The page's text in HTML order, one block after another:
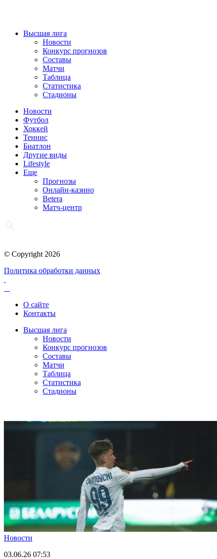
Высшая лига
Новости
Конкурс прогнозов
Составы
Матчи
Таблица
Статистика
Стадионы
Новости
Футбол
Хоккей
Теннис
Биатлон
Другие виды
Lifestyle
Еще
Прогнозы
Онлайн-казино
Betera
Матч-центр
© Copyright 2026
Политика обработки данных
О сайте
Контакты
Высшая лига
Новости
Конкурс прогнозов
Составы
Матчи
Таблица
Статистика
Стадионы
Новости
03.06.26 07:53